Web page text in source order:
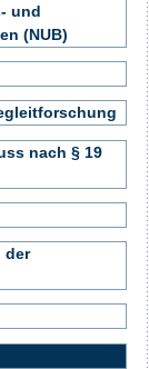
und
(NUB)
nach § 19
der